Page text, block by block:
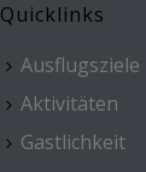
Quicklinks
Ausflugsziele
Aktivitäten
Gastlichkeit